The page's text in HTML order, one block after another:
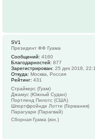
SV1
Президент ФФ Гуама
Сообщений: 4160
Благодарностей: 877
Зарегистрирован: 25 дек 2018,
Откуда: Москва, Россия
Рейтинг: 431
Страйкерс (Гуам)
Джамус (Южный Судан)
Портленд Пилотс (США)
Шпортфройнде Лотте (Германия)
Парагуари (Парагвай)
Сборная Гуама (юн.)